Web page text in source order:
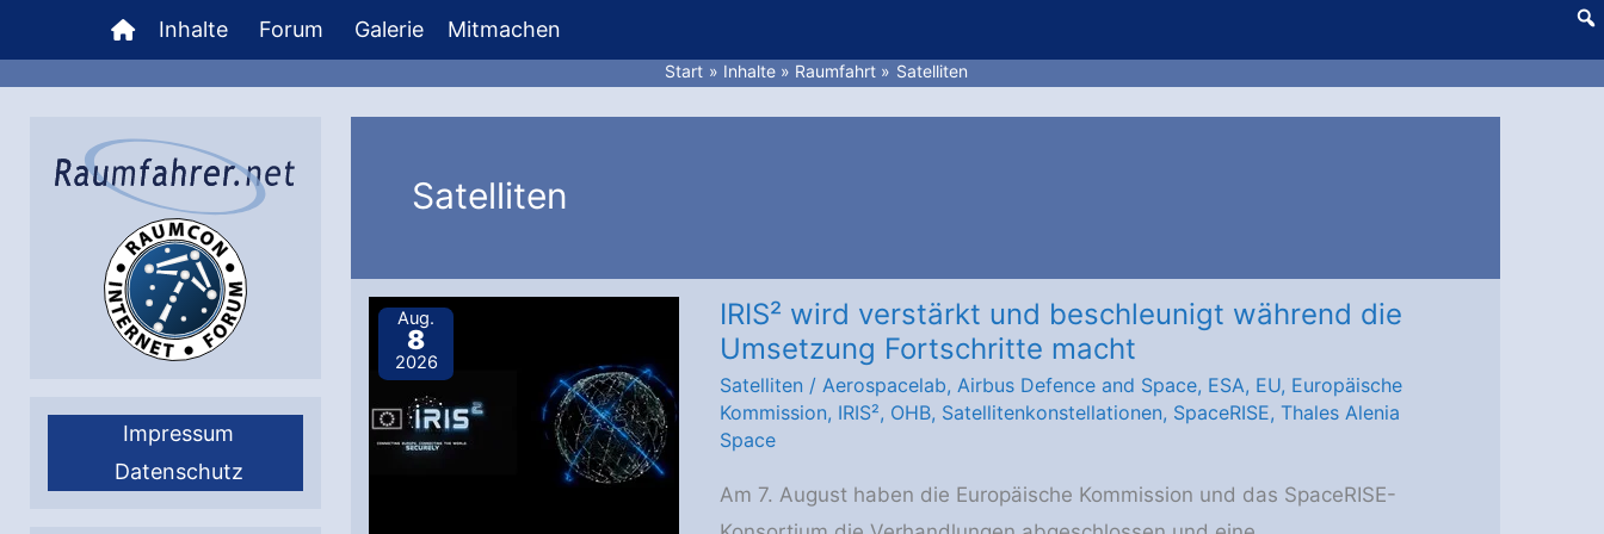
Inhalt
springen
Inhalte Forum Galerie Mitmachen
Start Inhalte Raumfahrt Satelliten
Impressum
Datenschutz
Satelliten
Aug.
8
2026
IRIS² wird verstärkt und beschleunigt während die
Umsetzung Fortschritte macht
Satelliten / Aerospacelab, Airbus Defence and Space, ESA, EU, Europäische
Kommission, IRIS², OHB, Satellitenkonstellationen, SpaceRISE, Thales Alenia
Space
Am 7. August haben die Europäische Kommission und das SpaceRISE-